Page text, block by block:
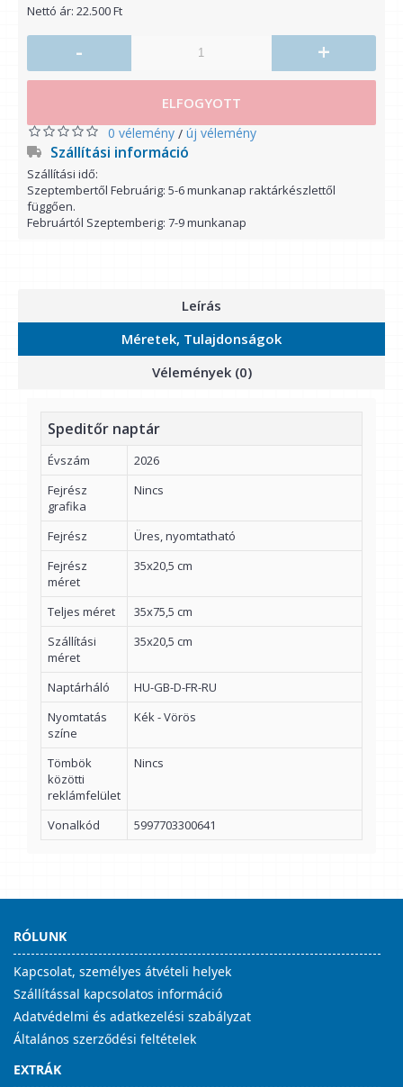
Nettó ár: 22.500 Ft
- +
ELFOGYOTT
0 vélemény / új vélemény
Szállítási információ
Szállítási idő:
Szeptembertől Februárig: 5-6 munkanap raktárkészlettől
függően.
Februártól Szeptemberig: 7-9 munkanap
Leírás
Méretek, Tulajdonságok
Vélemények (0)
Speditőr naptár
Évszám
2026
Fejrész
grafika
Nincs
Fejrész
Üres, nyomtatható
Fejrész
méret
35x20,5 cm
Teljes méret
35x75,5 cm
Szállítási
méret
35x20,5 cm
Naptárháló
HU-GB-D-FR-RU
Nyomtatás
színe
Kék - Vörös
Tömbök
közötti
reklámfelület
Nincs
Vonalkód 5997703300641
RÓLUNK
Kapcsolat, személyes átvételi helyek
Szállítással kapcsolatos információ
Adatvédelmi és adatkezelési szabályzat
Általános szerződési feltételek
EXTRÁK